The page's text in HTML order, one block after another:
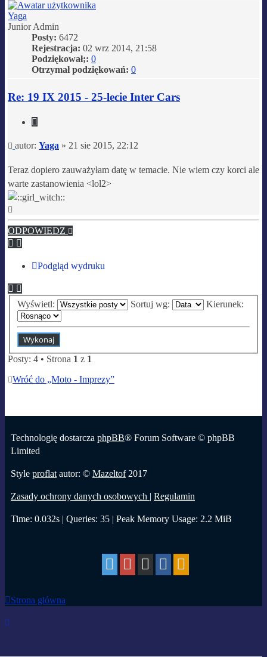
Yaga
Junior Admin
Posty: 6472
Rejestracja: 02 wrz 2014, 21:58
Podziękował;: 0
Otrzymał podziękowań: 0
Re: 19 IX 2015 - 25-lecie Inter Cars
Cytuj
Post
autor: Yaga » 21 sie 2015, 22:12
Teraz dopiero zauważyłam datę w temacie. Nie wiem czy korci ale
warte zastanowienia <lol2>
górę
ODPOWIEDZ
Podgląd wydruku
Wyświetl: Sortuj wg: Kierunek:
Posty: 4 • Strona 1 z 1
Wróć do „Moto - Imprezy”
Technologię dostarcza phpBB® Forum Software © phpBB
Limited
Style proflatautor: © Mazeltof2017
Zasady ochrony danych osobowych Regulamin
Time: 0.032s Queries: 35 | Peak Memory Usage: 2.2 MiB
Strona główna